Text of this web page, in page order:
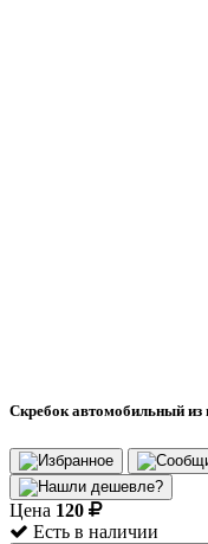
Скребок автомобильный
Цена 120
Есть в наличии